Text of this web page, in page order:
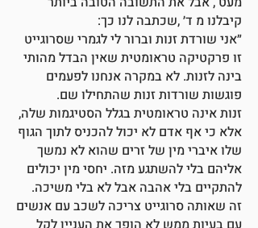
קיבלנו מ ד׳ ,שכתבה לנו כך:
״אני שורדת זנות וברור לי לגמרי שסרוגייט
זו פרקטיקה טראומטית שאין הבדל מהותי
בינה לזנות. לא במקרה אנחנו לפעמים
פוגשות שורדות זנות שהתחילו שם.
זנות אינה טראומטית בגלל הסטיגמות שלה,
אלא כי אף אדם לא יכול להכניס לתוך הגוף
שלו איברי מין של זרים שהוא לא נמשך
אליהם בלי להשתגע מזה. יחסי מין יכולים
להתקיים בלי אהבה אבל לא בלי משיכה.
זה שאותה סרוגייט צריכה לשכב עם אנשים